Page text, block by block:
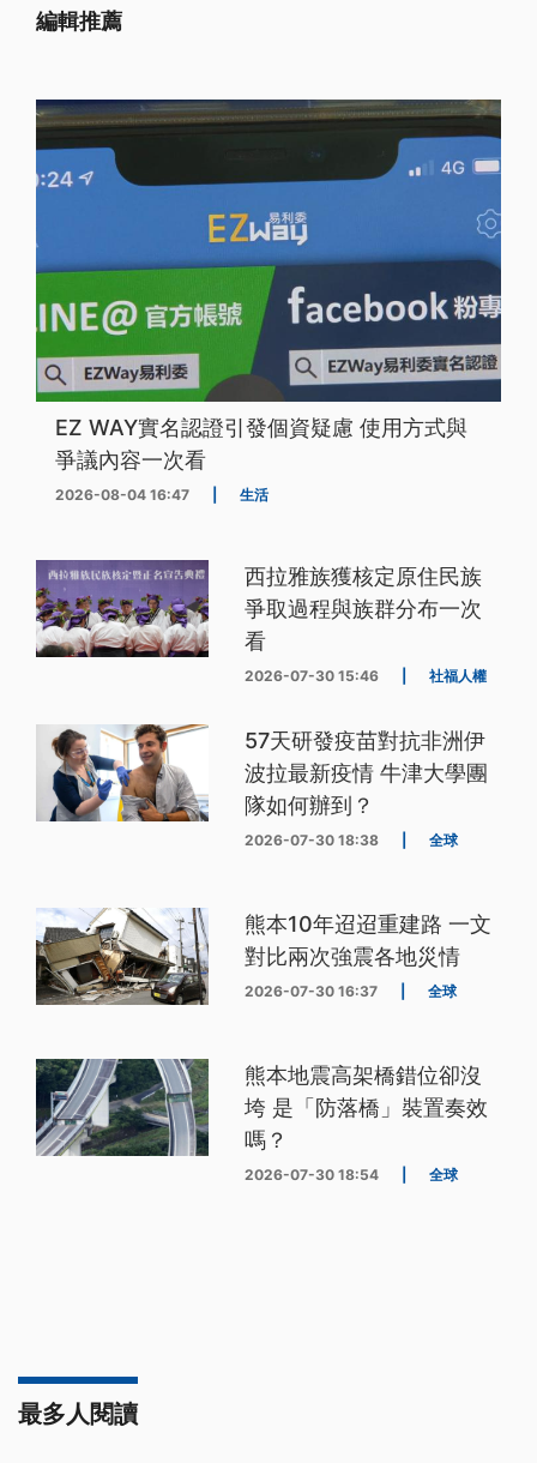
編輯推薦
EZ WAY實名認證引發個資疑慮 使用方式與
爭議內容一次看
2026-08-04 16:47 生活
西拉雅族獲核定原住民族
爭取過程與族群分布一次
看
2026-07-30 15:46 社福人權
57天研發疫苗對抗非洲伊
波拉最新疫情 牛津大學團
隊如何辦到？
2026-07-30 18:38 全球
熊本10年迢迢重建路 一文
對比兩次強震各地災情
2026-07-30 16:37 全球
熊本地震高架橋錯位卻沒
垮 是「防落橋」裝置奏效
嗎？
2026-07-30 18:54 全球
最多人閱讀